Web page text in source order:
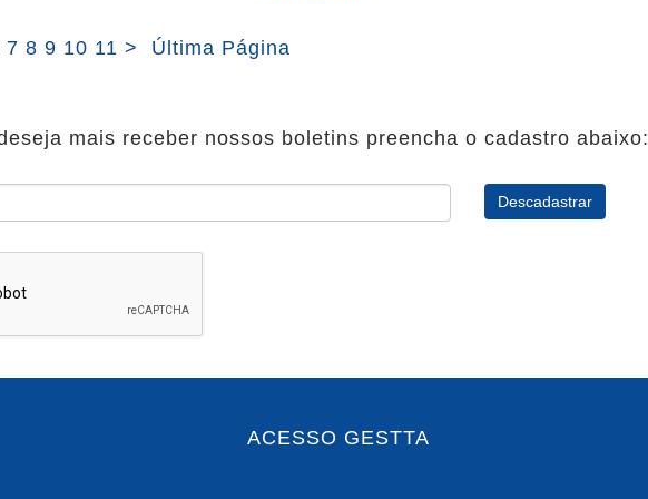
7 8 9 10 11 > Última Página
mais receber nossos boletins preencha o cadastro abaixo:
ACESSO GESTTA